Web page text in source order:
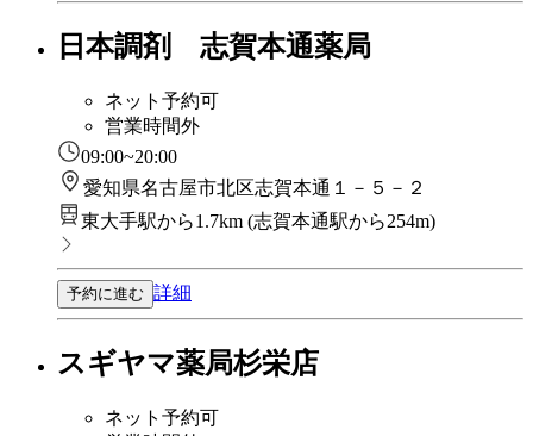
日本調剤 志賀本通薬局
ネット予約可
営業時間外
09:00~20:00
愛知県名古屋市北区志賀本通１－５－２
東大手駅から1.7km (志賀本通駅から254m)
予約に進む 詳細
スギヤマ薬局杉栄店
ネット予約可